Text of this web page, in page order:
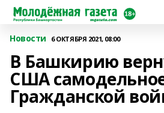
Новости 6 ОКТЯБРЯ 2021, 08:00
В Башкирию
США
Гражданской